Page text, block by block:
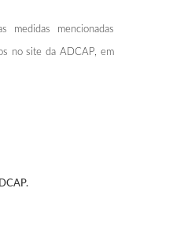
medidas mencionadas
no site da ADCAP, em